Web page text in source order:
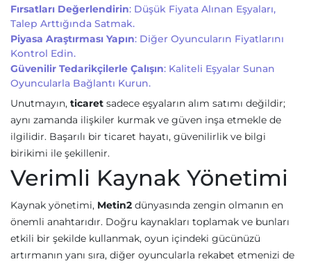
Fırsatları Değerlendirin: Düşük Fiyata Alınan Eşyaları,
Talep Arttığında Satmak.
Piyasa Araştırması Yapın: Diğer Oyuncuların Fiyatlarını
Kontrol Edin.
Güvenilir Tedarikçilerle Çalışın: Kaliteli Eşyalar Sunan
Oyuncularla Bağlantı Kurun.
Unutmayın, ticaret sadece eşyaların alım satımı değildir;
aynı zamanda ilişkiler kurmak ve güven inşa etmekle de
ilgilidir. Başarılı bir ticaret hayatı, güvenilirlik ve bilgi
birikimi ile şekillenir.
Verimli Kaynak Yönetimi
Kaynak yönetimi, Metin2 dünyasında zengin olmanın en
önemli anahtarıdır. Doğru kaynakları toplamak ve bunları
etkili bir şekilde kullanmak, oyun içindeki gücünüzü
artırmanın yanı sıra, diğer oyuncularla rekabet etmenizi de